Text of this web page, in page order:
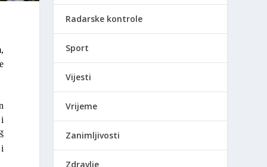
Radarske kontrole
Sport
Vijesti
Vrijeme
Zanimljivosti
Zdravlje